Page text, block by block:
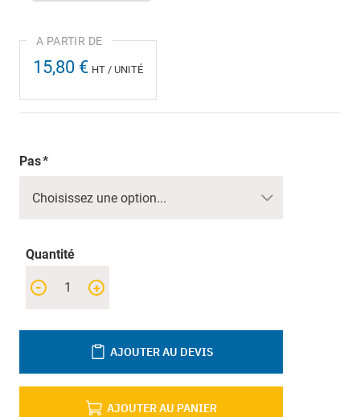
15,80 € HT / UNITÉ
Pas
Quantité
+
-
AJOUTER AU PANIER
AJOUTER AU DEVIS